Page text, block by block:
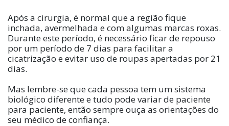
Após a cirurgia, é normal que a região fique
inchada, avermelhada e com algumas marcas roxas.
Durante este período, é necessário ficar de repouso
por um período de 7 dias para facilitar a
cicatrização e evitar uso de roupas apertadas por 21
dias.
Mas lembre-se que cada pessoa tem um sistema
biológico diferente e tudo pode variar de paciente
para paciente, então sempre ouça as orientações do
seu médico de confiança.